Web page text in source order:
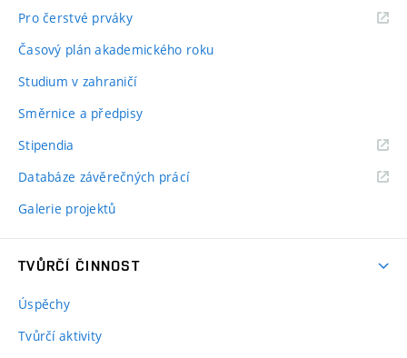
Pro čerstvé prváky
Časový plán akademického roku
Studium v zahraničí
Směrnice a předpisy
Stipendia
Databáze závěrečných prácí
Galerie projektů
TVŮRČÍ ČINNOST
Úspěchy
Tvůrčí aktivity